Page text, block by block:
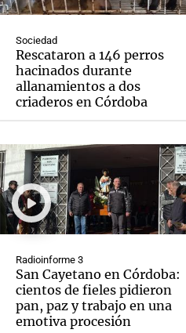
Sociedad
Rescataron a 146 perros
hacinados durante
allanamientos a dos
criaderos en Córdoba
Radioinforme 3
San Cayetano en Córdoba:
cientos de fieles pidieron
pan, paz y trabajo en una
emotiva procesión
Notas